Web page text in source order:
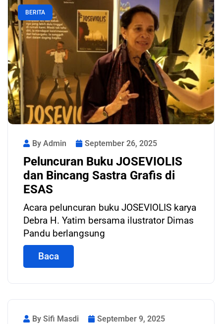
BERITA
By Admin September 26, 2025
Peluncuran Buku JOSEVIOLIS
dan Bincang Sastra Grafis di
ESAS
Acara peluncuran buku JOSEVIOLIS karya
Debra H. Yatim bersama ilustrator Dimas
Pandu berlangsung
Baca
By Sifi Masdi September 9, 2025